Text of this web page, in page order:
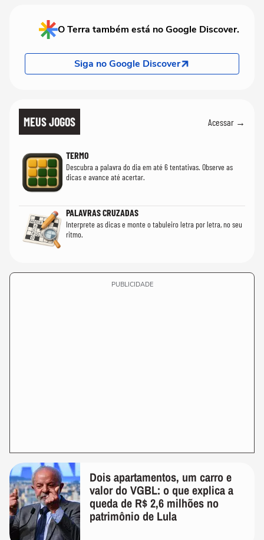
O Terra também está no Google Discover.
Siga no Google Discover
MEUS JOGOS Acessar →
TERMO
Descubra a palavra do dia em até 6 tentativas. Observe as
dicas e avance até acertar.
PALAVRAS CRUZADAS
Interprete as dicas e monte o tabuleiro letra por letra, no seu
ritmo.
PUBLICIDADE
Dois apartamentos, um carro e
valor do VGBL: o que explica a
queda de R$ 2,6 milhões no
patrimônio de Lula